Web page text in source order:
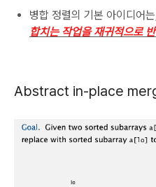
병합 정렬의 기본 아이디어
합치는 작업을 재귀적으로
Abstract in-place